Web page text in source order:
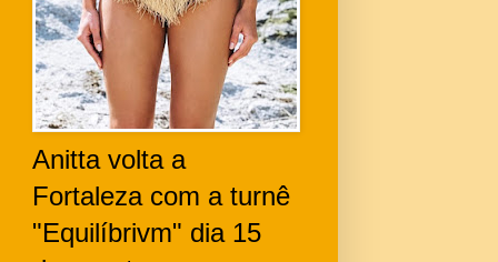
Anitta volta a
Fortaleza com a turnê
"Equilíbrivm" dia 15